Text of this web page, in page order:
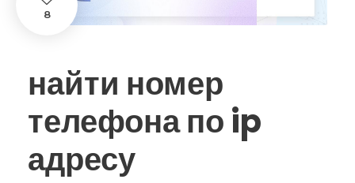
8
найти номер
телефона по ip
адресу